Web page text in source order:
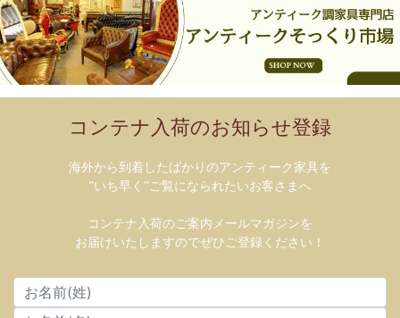
コンテナ入荷のお知らせ登録
海外から到着したばかりのアンティーク家具を
”いち早く”ご覧になられたいお客さまへ
コンテナ入荷のご案内メールマガジンを
お届けいたしますのでぜひご登録ください！